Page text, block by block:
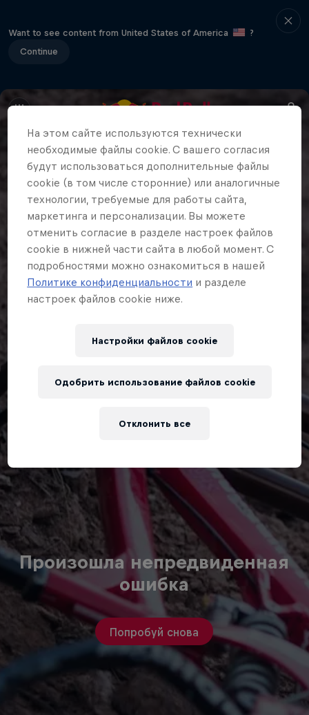
Want to see content from United States of America
?
Continue
Произошла непредвиденная
ошибка
Попробуй снова
На этом сайте иcпользуются технически
необходимые файлы cookie. С вашего согласия
будут использоваться дополнительные файлы
cookie (в том числе сторонние) или аналогичные
технологии, требуемые для работы сайта,
маркетинга и персонализации. Вы можете
отменить согласие в разделе настроек файлов
cookie в нижней части сайта в любой момент. С
подробностями можно ознакомиться в нашей
Политике конфиденциальности и разделе
настроек файлов cookie ниже.
Настройки файлов cookie
Отклонить все
Одобрить использование файлов cookie